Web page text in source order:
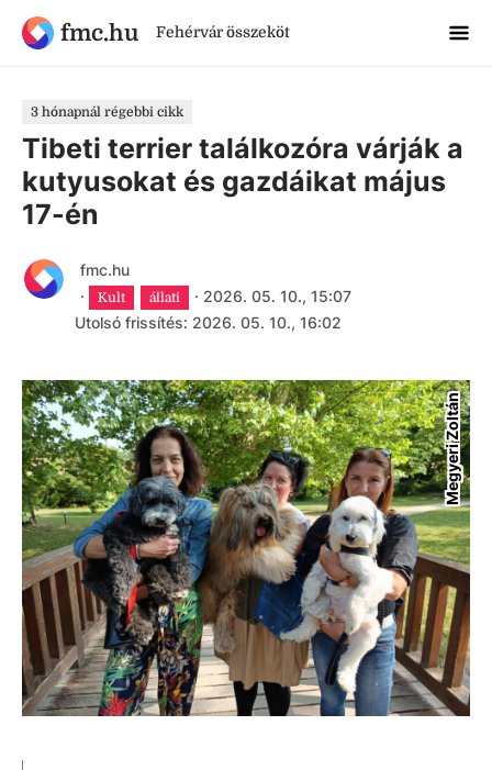
fmc.hu Fehérvár összeköt
3 hónapnál régebbi cikk
Tibeti terrier találkozóra várják a
kutyusokat és gazdáikat május
17-én
fmc.hu
·
Kult állati · 2026. 05. 10., 15:07
Utolsó frissítés: 2026. 05. 10., 16:02
Megyeri Zoltán